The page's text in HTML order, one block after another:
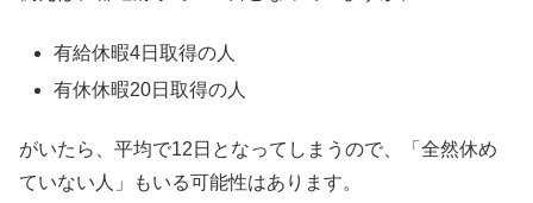
有給休暇4日取得の人
有休休暇20日取得の人
がいたら、平均で12日となってしまうので、「全然休め
ていない人」もいる可能性はあります。